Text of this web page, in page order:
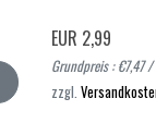
EUR 2,99
Grundpreis : €7,47
zzgl.